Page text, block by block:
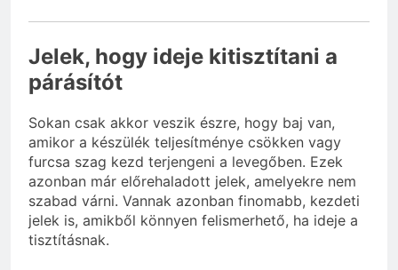
Jelek, hogy ideje kitisztítani a
párásítót
Sokan csak akkor veszik észre, hogy baj van,
amikor a készülék teljesítménye csökken vagy
furcsa szag kezd terjengeni a levegőben. Ezek
azonban már előrehaladott jelek, amelyekre nem
szabad várni. Vannak azonban finomabb, kezdeti
jelek is, amikből könnyen felismerhető, ha ideje a
tisztításnak.